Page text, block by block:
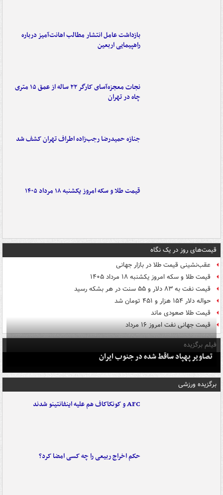
بازداشت عامل انتشار مطالب اهانت‌آمیز درباره
راهپیمایی اربعین
نجات معجزه‌آسای کارگر ۲۲ ساله از عمق ۱۵ متری
چاه در تهران
جنازه حمیدرضا رجب‌زاده اطراف تهران کشف شد
قیمت طلا و سکه امروز یکشنبه ۱۸ مرداد ۱۴۰۵
قیمت‌های روز در یک نگاه
عقب‌نشینی قیمت طلا در بازار جهانی
قیمت طلا و سکه امروز یکشنبه ۱۸ مرداد ۱۴۰۵
قیمت نفت به ۸۳ دلار و ۵۵ سنت در هر بشکه رسید
حواله دلار ۱۵۴ هزار و ۴۵۱ تومان شد
قیمت طلا صعودی ماند
قیمت جهانی نفت امروز ۱۶ مرداد
فیلم برگزیده
تصاویر پهپاد ساقط شده در جنوب ایران
برگزیده ورزشی
AFC و کونکاکاف هم علیه اینفانتینو شدند
حکم اخراج ربیعی را چه کسی امضا کرد؟